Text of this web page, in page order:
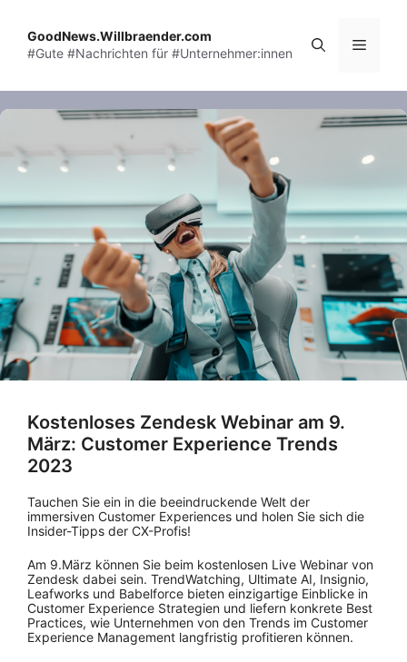
content
GoodNews.Willbraender.com
#Gute #Nachrichten für #Unternehmer:innen
Menu
Kostenloses Zendesk Webinar am 9.
März: Customer Experience Trends
2023
Tauchen Sie ein in die beeindruckende Welt der
immersiven Customer Experiences und holen Sie sich die
Insider-Tipps der CX-Profis!
Am 9.März können Sie beim kostenlosen Live Webinar von
Zendesk dabei sein. TrendWatching, Ultimate AI, Insignio,
Leafworks und Babelforce bieten einzigartige Einblicke in
Customer Experience Strategien und liefern konkrete Best
Practices, wie Unternehmen von den Trends im Customer
Experience Management langfristig profitieren können.